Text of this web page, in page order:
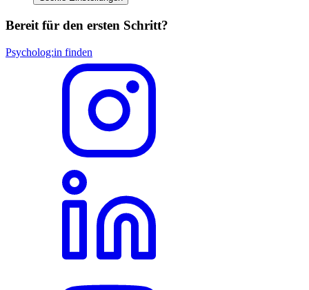
Bereit für den ersten Schritt?
Psycholog:in finden